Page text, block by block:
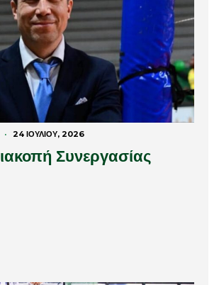
· 24 ΙΟΥΛΊΟΥ, 2026
Συνεργασίας